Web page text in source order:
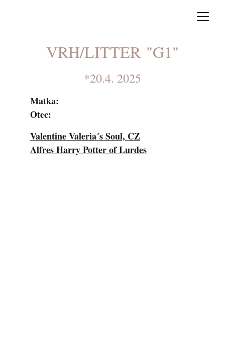
VRH/LITTER "G1"
*20.4. 2025
Matka:
Otec:
Valentine Valeria´s Soul, CZ
Alfres Harry Potter of Lurdes